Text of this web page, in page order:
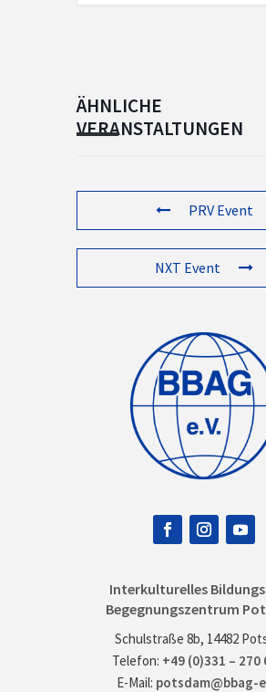
ÄHNLICHE
VERANSTALTUNGEN
PRV Event
NXT Event
Interkulturelles
Begegnungszentrum
Schulstraße 8b, 14482
Telefon: +49 (0)331 – 270
E-Mail: potsdam@bbag-